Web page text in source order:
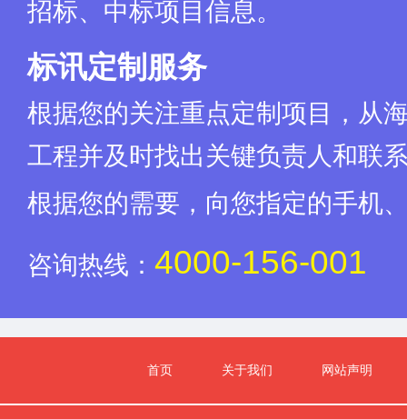
招标、中标项目信息。
标讯定制服务
根据您的关注重点定制项目，从
工程并及时找出关键负责人和联
根据您的需要，向您指定的手机
咨询热线： 4000-156-001
首页 关于我们 网站声明